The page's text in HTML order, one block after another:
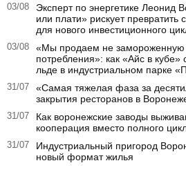
03/08
Эксперт по энергетике Леонид
или плати» рискует превратить
для нового инвестиционного
03/08
«Мы продаем не замороженную
потребления»: как «Айс в
льде в индустриальном парке
31/07
«Самая тяжелая фаза за
закрытия ресторанов в
31/07
Как воронежские заводы
кооперация вместо полного
31/07
Индустриальный пригород
новый формат жилья